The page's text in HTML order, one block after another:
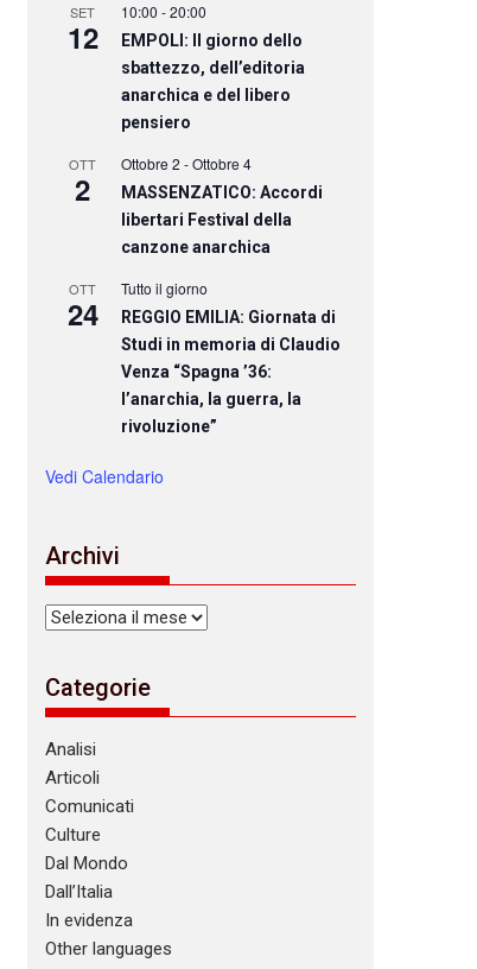
SET
12
10:00 -20:00
EMPOLI: Il giorno dello
sbattezzo, dell’editoria
anarchica e del libero
pensiero
OTT
2
Ottobre 2 -Ottobre 4
MASSENZATICO: Accordi
libertari Festival della
canzone anarchica
OTT
24
Tutto il giorno
REGGIO EMILIA: Giornata di
Studi in memoria di Claudio
Venza “Spagna ’36:
l’anarchia, la guerra, la
rivoluzione”
Vedi Calendario
Archivi
Archivi
Categorie
Analisi
Articoli
Comunicati
Culture
Dal Mondo
Dall’Italia
In evidenza
Other languages